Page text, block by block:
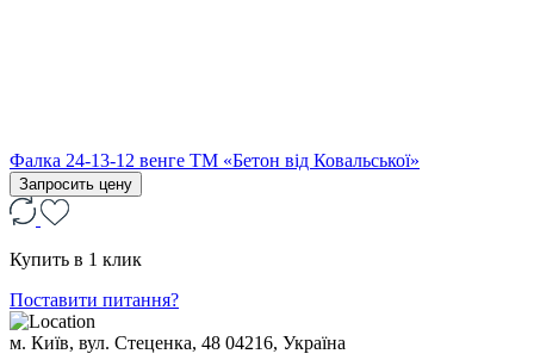
Фалка 24-13-12 венге ТМ «Бетон від Ковальської»
Запросить цену
Купить в 1 клик
Поставити питання?
м. Київ, вул. Стеценка, 48 04216, Україна